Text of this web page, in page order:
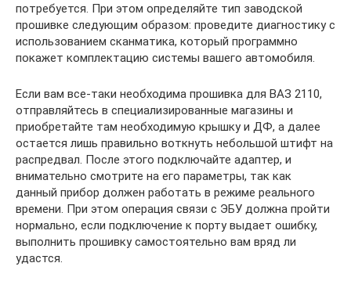
потребуется. При этом определяйте тип заводской
прошивке следующим образом: проведите диагностику с
использованием сканматика, который программно
покажет комплектацию системы вашего автомобиля.
Если вам все-таки необходима прошивка для ВАЗ 2110,
отправляйтесь в специализированные магазины и
приобретайте там необходимую крышку и ДФ, а далее
остается лишь правильно воткнуть небольшой штифт на
распредвал. После этого подключайте адаптер, и
внимательно смотрите на его параметры, так как
данный прибор должен работать в режиме реального
времени. При этом операция связи с ЭБУ должна пройти
нормально, если подключение к порту выдает ошибку,
выполнить прошивку самостоятельно вам вряд ли
удастся.